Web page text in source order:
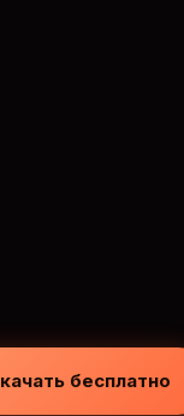
бесплатно